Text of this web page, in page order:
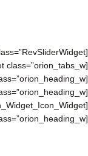
[siteorigin_widget class=”RevSliderWidget”]
[siteorigin_widget class=”orion_tabs_w”]
[siteorigin_widget class=”orion_heading_w”]
[siteorigin_widget class=”orion_heading_w”]
[siteorigin_widget class=”SiteOrigin_Widget_Icon_Widget”]
[siteorigin_widget class=”orion_heading_w”]